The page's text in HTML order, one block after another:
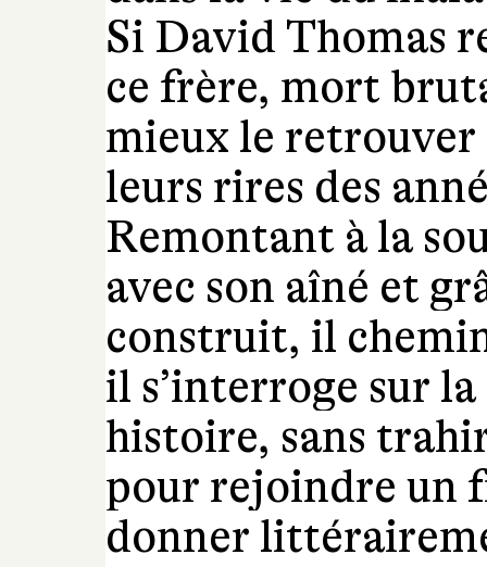
Si David Thomas
ce frère, mort
mieux le
leurs rires des
Remontant à la
avec son aîné et
construit, il
il s’interroge sur
histoire, sans
pour rejoindre un
donner